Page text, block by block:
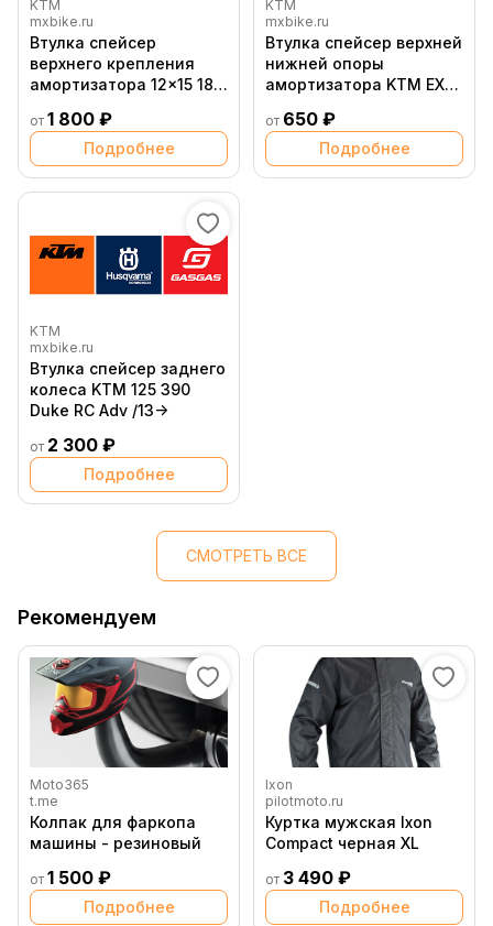
KTM
mxbike.ru
Втулка спейсер
верхнего крепления
амортизатора 12x15 18
Duke Adventure
от 1 800 ₽
Подробнее
KTM
mxbike.ru
Втулка спейсер верхней
нижней опоры
амортизатора KTM EXC
от 650 ₽
Подробнее
KTM
mxbike.ru
Втулка спейсер заднего
колеса KTM 125 390
Duke RC Adv /13->
от 2 300 ₽
Подробнее
СМОТРЕТЬ ВСЕ
Рекомендуем
Moto365
t.me
Колпак для фаркопа
машины - резиновый
от 1 500 ₽
Подробнее
Ixon
pilotmoto.ru
Куртка мужская Ixon
Compact черная XL
от 3 490 ₽
Подробнее